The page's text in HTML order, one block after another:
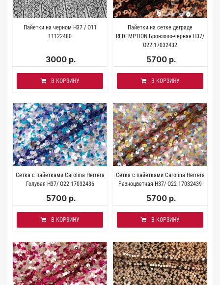
Пайетки на черном H37 / О11
11122480
3000 р.
В КОРЗИНУ
Пайетки на сетке деграде
REDEMPTION Бронзово-черная H37/
О22 17032432
5700 р.
В КОРЗИНУ
Сетка с пайетками Carolina Herrera
Голубая H37/ О22 17032436
5700 р.
В КОРЗИНУ
Сетка с пайетками Carolina Herrera
Разноцветная H37/ О22 17032439
5700 р.
В КОРЗИНУ